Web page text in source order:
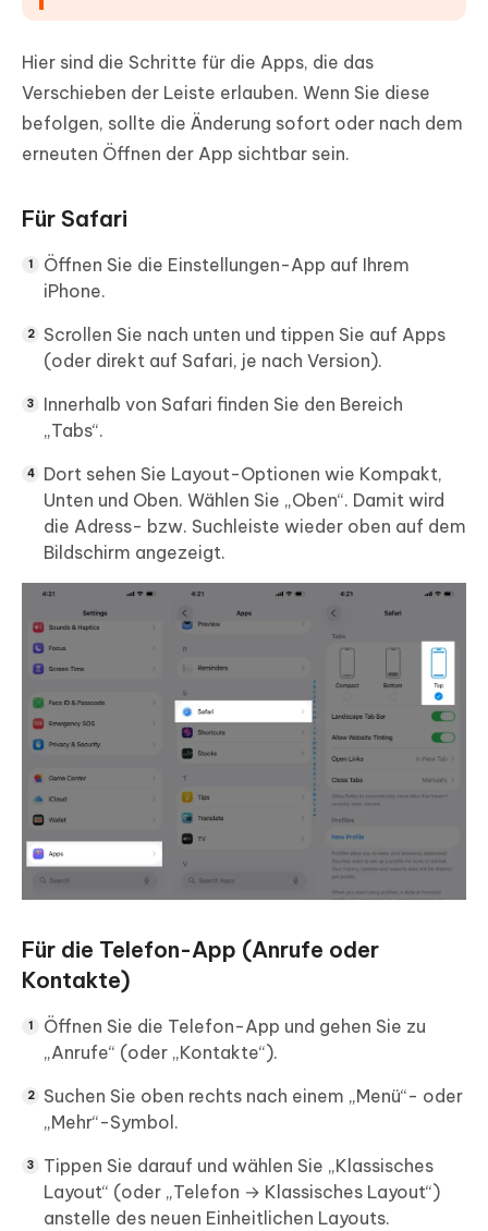
Hier sind die Schritte für die Apps, die das
Verschieben der Leiste erlauben. Wenn Sie diese
befolgen, sollte die Änderung sofort oder nach dem
erneuten Öffnen der App sichtbar sein.
Für Safari
Öffnen Sie die Einstellungen-App auf Ihrem
iPhone.
Scrollen Sie nach unten und tippen Sie auf Apps
(oder direkt auf Safari, je nach Version).
Innerhalb von Safari finden Sie den Bereich
„Tabs“.
Dort sehen Sie Layout-Optionen wie Kompakt,
Unten und Oben. Wählen Sie „Oben“. Damit wird
die Adress- bzw. Suchleiste wieder oben auf dem
Bildschirm angezeigt.
Für die Telefon-App (Anrufe oder
Kontakte)
Öffnen Sie die Telefon-App und gehen Sie zu
„Anrufe“ (oder „Kontakte“).
Suchen Sie oben rechts nach einem „Menü“- oder
„Mehr“-Symbol.
Tippen Sie darauf und wählen Sie „Klassisches
Layout“ (oder „Telefon → Klassisches Layout“)
anstelle des neuen Einheitlichen Layouts.